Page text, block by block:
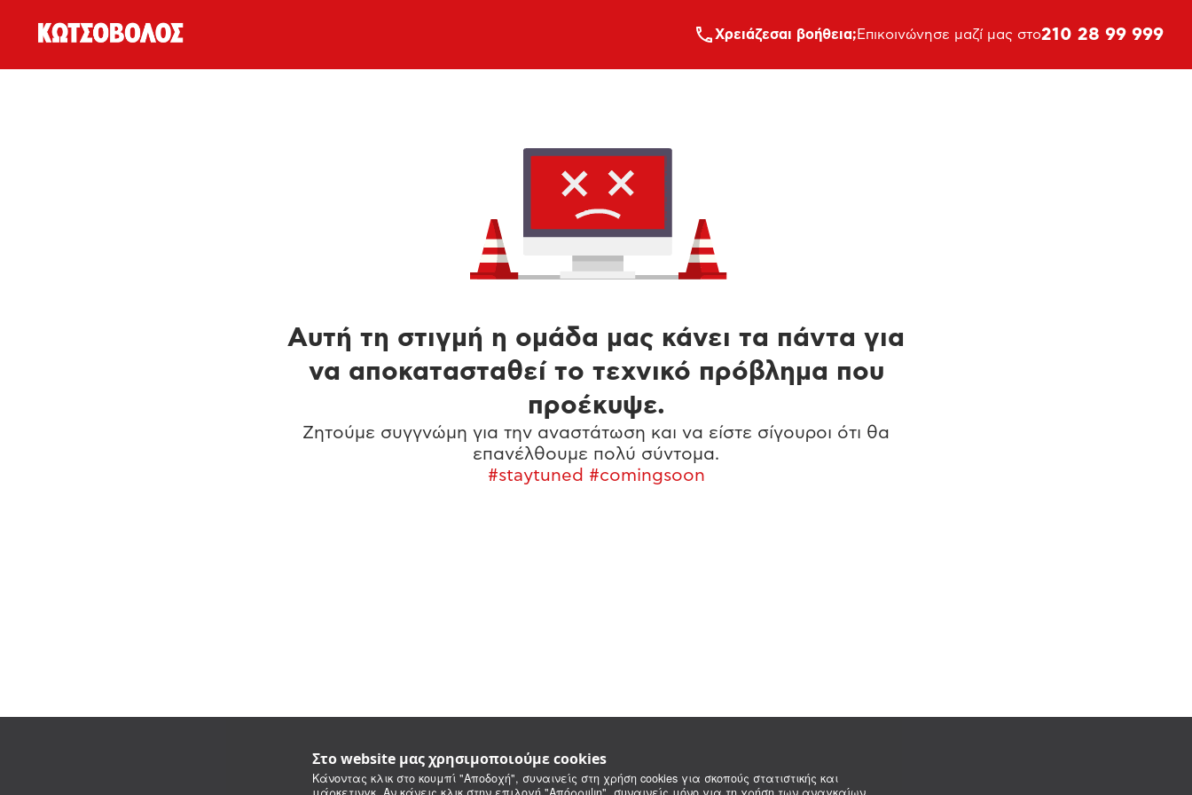
Στο website μας χρησιμοποιούμε cookies
Κάνοντας κλικ στο κουμπί "Αποδοχή", συναινείς στη χρήση cookies για σκοπούς στατιστικής και
Xρειάζεσαι βοήθεια; Επικοινώνησε μαζί μας στο210 28 99 999
Αυτή τη στιγμή η ομάδα μας κάνει τα πάντα για
να αποκατασταθεί το τεχνικό πρόβλημα που
προέκυψε.
Ζητούμε συγγνώμη για την αναστάτωση και να είστε σίγουροι ότι θα
επανέλθουμε πολύ σύντομα.
#staytuned #comingsoon